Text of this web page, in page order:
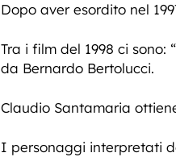
Dopo aver esordito nel
Tra i film del 1998 ci sono:
da Bernardo Bertolucci.
Claudio Santamaria
I personaggi interpretati